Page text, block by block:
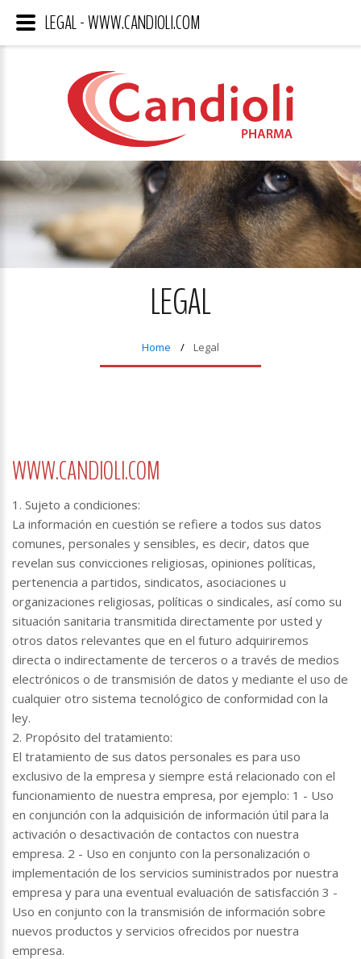
LEGAL
Home Legal
WWW.CANDIOLI.COM
1. Sujeto a condiciones:
La información en cuestión se refiere a todos sus datos
comunes, personales y sensibles, es decir, datos que
revelan sus convicciones religiosas, opiniones políticas,
pertenencia a partidos, sindicatos, asociaciones u
organizaciones religiosas, políticas o sindicales, así como su
situación sanitaria transmitida directamente por usted y
otros datos relevantes que en el futuro adquiriremos
directa o indirectamente de terceros o a través de medios
electrónicos o de transmisión de datos y mediante el uso de
cualquier otro sistema tecnológico de conformidad con la
ley.
2. Propósito del tratamiento:
El tratamiento de sus datos personales es para uso
exclusivo de la empresa y siempre está relacionado con el
funcionamiento de nuestra empresa, por ejemplo: 1 - Uso
en conjunción con la adquisición de información útil para la
activación o desactivación de contactos con nuestra
empresa. 2 - Uso en conjunto con la personalización o
implementación de los servicios suministrados por nuestra
empresa y para una eventual evaluación de satisfacción 3 -
Uso en conjunto con la transmisión de información sobre
nuevos productos y servicios ofrecidos por nuestra
empresa.
LEGAL - WWW.CANDIOLI.COM